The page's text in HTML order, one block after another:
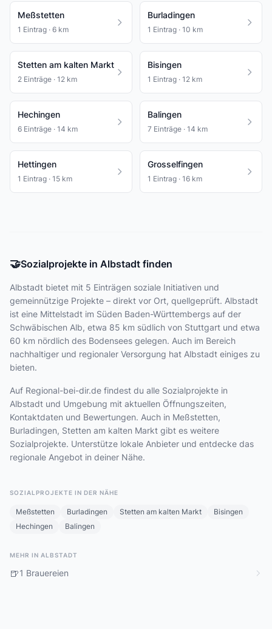
Meßstetten
1 Eintrag · 6 km
Burladingen
1 Eintrag · 10 km
Stetten am kalten Markt
2 Einträge · 12 km
Bisingen
1 Eintrag · 12 km
Hechingen
6 Einträge · 14 km
Balingen
7 Einträge · 14 km
Hettingen
1 Eintrag · 15 km
Grosselfingen
1 Eintrag · 16 km
🤝Sozialprojekte in Albstadt finden
Albstadt bietet mit 5 Einträgen soziale Initiativen und
gemeinnützige Projekte – direkt vor Ort, quellgeprüft. Albstadt
ist eine Mittelstadt im Süden Baden-Württembergs auf der
Schwäbischen Alb, etwa 85 km südlich von Stuttgart und etwa
60 km nördlich des Bodensees gelegen. Auch im Bereich
nachhaltiger und regionaler Versorgung hat Albstadt einiges zu
bieten.
Auf Regional-bei-dir.de findest du alle Sozialprojekte in
Albstadt und Umgebung mit aktuellen Öffnungszeiten,
Kontaktdaten und Bewertungen. Auch in Meßstetten,
Burladingen, Stetten am kalten Markt gibt es weitere
Sozialprojekte. Unterstütze lokale Anbieter und entdecke das
regionale Angebot in deiner Nähe.
SOZIALPROJEKTE IN DER NÄHE
Meßstetten Burladingen Stetten am kalten Markt
Bisingen
Hechingen
Balingen
MEHR IN ALBSTADT
🍺1 Brauereien